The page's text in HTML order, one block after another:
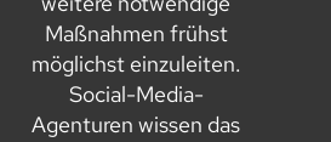
Maßnahmen frühst
möglichst einzuleiten.
Social-Media-
Agenturen wissen das